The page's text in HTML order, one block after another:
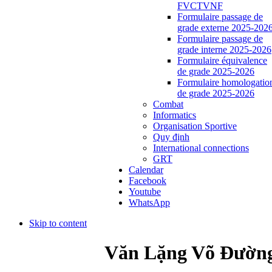
FVCTVNF
Formulaire passage de
grade externe 2025-
Formulaire passage de
grade interne 2025-2026
Formulaire équivalence
de grade 2025-2026
Formulaire
de grade 2025-2026
Combat
Informatics
Organisation Sportive
Quy định
International connections
GRT
Calendar
Facebook
Youtube
WhatsApp
Skip to content
Văn Lặng Võ